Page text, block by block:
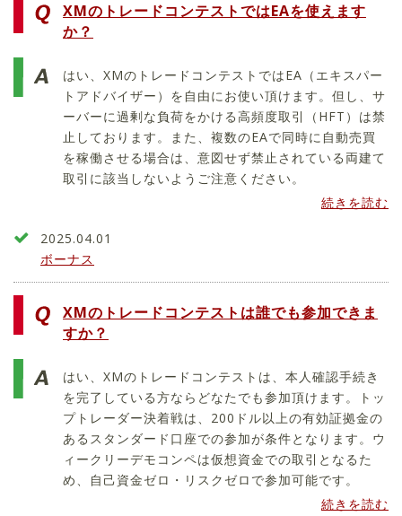
XMのトレードコンテストではEAを使えます
か？
はい、XMのトレードコンテストではEA（エキスパー
トアドバイザー）を自由にお使い頂けます。但し、サ
ーバーに過剰な負荷をかける高頻度取引（HFT）は禁
止しております。また、複数のEAで同時に自動売買
を稼働させる場合は、意図せず禁止されている両建て
取引に該当しないようご注意ください。
続きを読む
2025.04.01
ボーナス
XMのトレードコンテストは誰でも参加できま
すか？
はい、XMのトレードコンテストは、本人確認手続き
を完了している方ならどなたでも参加頂けます。トッ
プトレーダー決着戦は、200ドル以上の有効証拠金の
あるスタンダード口座での参加が条件となります。ウ
ィークリーデモコンペは仮想資金での取引となるた
め、自己資金ゼロ・リスクゼロで参加可能です。
続きを読む